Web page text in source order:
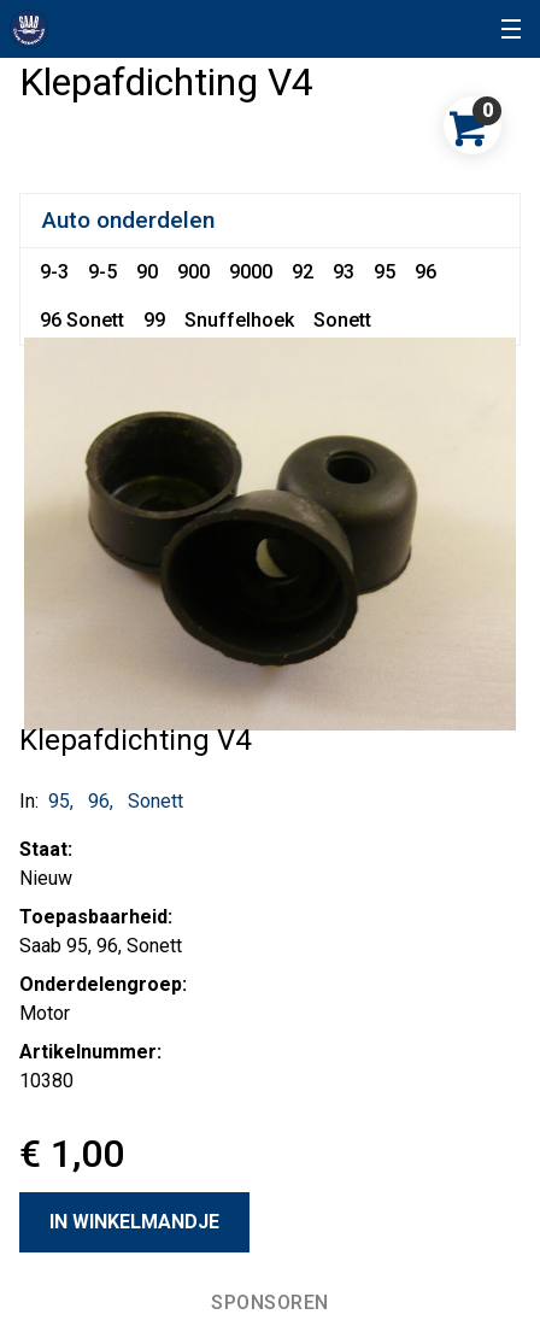
Klepafdichting V4
0
Auto onderdelen
9-3 9-5 90 900 9000 92 93 95 96
96 Sonett 99 Snuffelhoek Sonett
Klepafdichting V4
In: 95 96 Sonett
Staat:
Nieuw
Toepasbaarheid:
Saab 95, 96, Sonett
Onderdelengroep:
Motor
Artikelnummer:
10380
€ 1,00
SPONSOREN